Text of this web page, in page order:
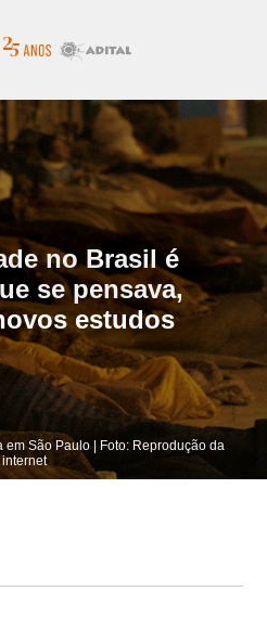
no Brasil é
se pensava,
estudos
São Paulo | Foto: Reprodução da
internet